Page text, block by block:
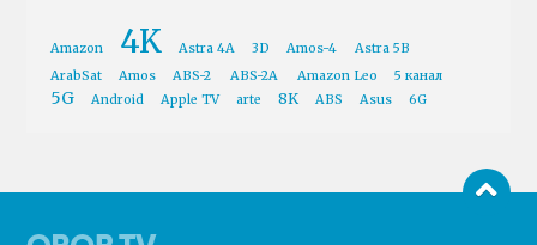
Amazon 4K Astra 4A 3D Amos-4
Astra 5B
ArabSat
Amos ABS-2 ABS-2A Amazon Leo 5 канал
5G Android Apple TV arte 8K ABS Asus 6G